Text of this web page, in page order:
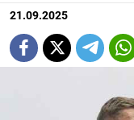
21.09.2025